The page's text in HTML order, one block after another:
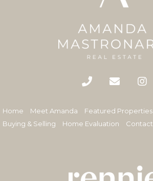
Home Meet Amanda Featured Properties
Buying & Selling
Home Evaluation Contact